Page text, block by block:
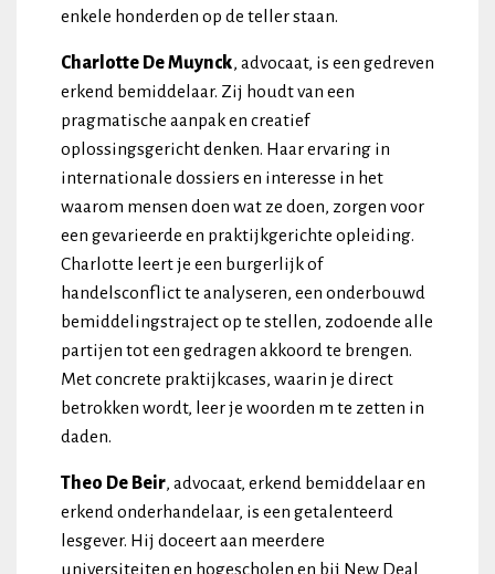
enkele honderden op de teller staan.
Charlotte De Muynck, advocaat, is een gedreven
erkend bemiddelaar. Zij houdt van een
pragmatische aanpak en creatief
oplossingsgericht denken. Haar ervaring in
internationale dossiers en interesse in het
waarom mensen doen wat ze doen, zorgen voor
een gevarieerde en praktijkgerichte opleiding.
Charlotte leert je een burgerlijk of
handelsconflict te analyseren, een onderbouwd
bemiddelingstraject op te stellen, zodoende alle
partijen tot een gedragen akkoord te brengen.
Met concrete praktijkcases, waarin je direct
betrokken wordt, leer je woorden m te zetten in
daden.
Theo De Beir, advocaat, erkend bemiddelaar en
erkend onderhandelaar, is een getalenteerd
lesgever. Hij doceert aan meerdere
universiteiten en hogescholen en bij New Deal